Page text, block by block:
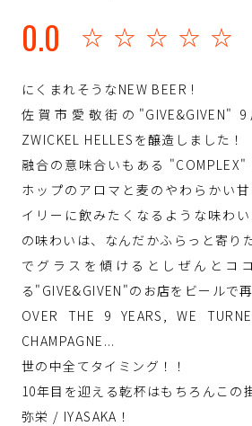
0.0 ☆☆☆☆☆
にくまれそうなNEW BEER !
佐賀市愛敬街の"GIVE&GIVEN"
ZWICKEL HELLESを醸造しました！
融合の意味合いもある
ホップのアロマと麦のやわらかい
イリーに飲みたくなるような味わ
の味わいは、なんだかふらっと寄り
でグラスを傾けるとしぜんとコ
る"GIVE&GIVEN"のお店をビールで
OVER THE 9 YEARS, WE
CHAMPAGNE...
世の中全てタイミング！！
10年目を迎える乾杯はもちろんこの
弥栄 / IYASAKA！